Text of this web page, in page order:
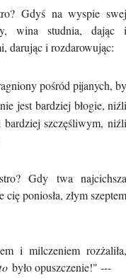
Gdyś na wyspie
wina studnia, dając
darując i rozdarowując:
pośród pijanych,
jest bardziej błogie,
szczęśliwym,
Gdy twa
cię poniosła, złym
i milczeniem
było opuszczenie!" ---